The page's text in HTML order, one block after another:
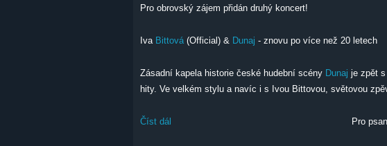
Pro obrovský zájem přidán druhý koncert!
Iva Bittová(Official) & Dunaj - znovu po více než 20 letech
Zásadní kapela historie české hudební scény Dunaj je zpět
hity. Ve velkém stylu a navíc i s Ivou Bittovou, světovou
Číst dál Pro